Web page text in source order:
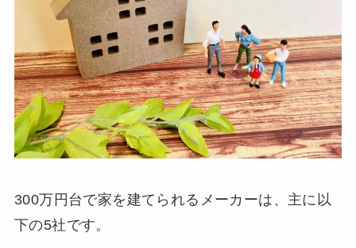
300万円台で家を建てられるメーカーは、主に以
下の5社です。